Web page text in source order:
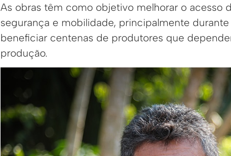
As obras têm como objetivo melhorar o acesso
segurança e mobilidade, principalmente
beneficiar centenas de produtores que
produção.